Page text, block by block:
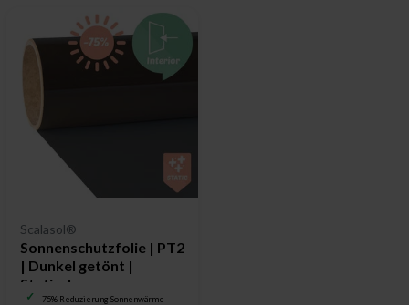
Scalasol®
Sonnenschutzfolie | PT2
| Dunkel getönt |
Statisch
75% Reduzierung Sonnenwärme